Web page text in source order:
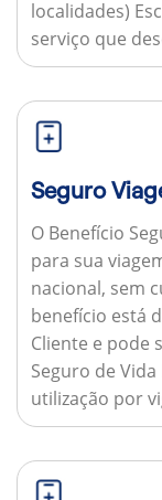
localidades)
serviço que
Seguro
O Benefício
para sua
nacional, sem
benefício está
Cliente e pode
Seguro de
utilização por